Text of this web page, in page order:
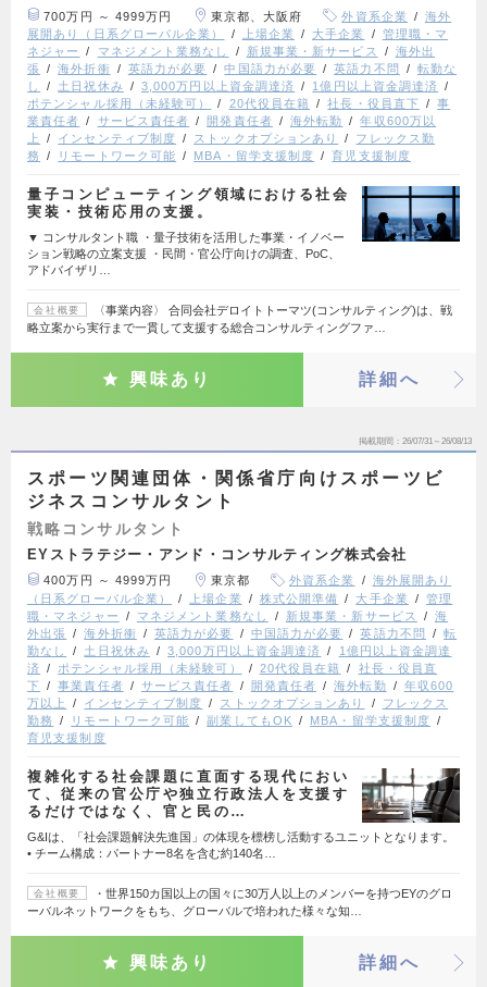
700万円 ～ 4999万円 東京都、大阪府 外資系企業
海外
展開あり（日系グローバル企業）
上場企業 大手企業
管理職・マ
ネジャー
マネジメント業務なし 新規事業・新サービス
海外出
張
海外折衝 英語力が必要 中国語力が必要 英語力不問
転勤な
し
土日祝休み 3,000万円以上資金調達済
1億円以上資金調達済
ポテンシャル採用（未経験可）
20代役員在籍 社長・役員直下
事
業責任者
サービス責任者 開発責任者 海外転勤
年収600万以
上
インセンティブ制度 ストックオプションあり
フレックス勤
務
リモートワーク可能 MBA・留学支援制度 育児支援制度
量子コンピューティング領域における社会
実装・技術応用の支援。
▼ コンサルタント職 ・量子技術を活用した事業・イノベー
ション戦略の立案支援 ・民間・官公庁向けの調査、PoC、
アドバイザリ…
会社概要
〈事業内容〉 合同会社デロイトトーマツ(コンサルティング)は、戦
略立案から実行まで一貫して支援する総合コンサルティングファ…
興味あり 詳細へ
掲載期間 26/07/31～26/08/13
スポーツ関連団体・関係省庁向けスポーツビ
ジネスコンサルタント
戦略コンサルタント
EYストラテジー・アンド・コンサルティング株式会社
400万円 ～ 4999万円 東京都 外資系企業
海外展開あり
（日系グローバル企業）
上場企業 株式公開準備 大手企業
管理
職・マネジャー
マネジメント業務なし 新規事業・新サービス
海
外出張
海外折衝 英語力が必要 中国語力が必要 英語力不問
転
勤なし
土日祝休み 3,000万円以上資金調達済
1億円以上資金調達
済
ポテンシャル採用（未経験可） 20代役員在籍
社長・役員直
下
事業責任者 サービス責任者 開発責任者 海外転勤
年収600
万以上
インセンティブ制度 ストックオプションあり
フレックス
勤務
リモートワーク可能 副業してもOK
MBA・留学支援制度
育児支援制度
複雑化する社会課題に直面する現代におい
て、従来の官公庁や独立行政法人を支援す
るだけではなく、官と民の…
G&Iは、「社会課題解決先進国」の体現を標榜し活動するユニットとなります。
• チーム構成：パートナー8名を含む約140名…
会社概要
・世界150カ国以上の国々に30万人以上のメンバーを持つEYのグロ
ーバルネットワークをもち、グローバルで培われた様々な知…
興味あり 詳細へ